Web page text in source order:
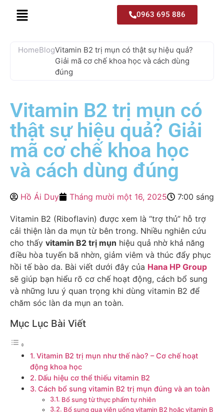
0963 695 886
HomeBlogVitamin B2 trị mụn có thật sự hiệu quả?
Giải mã cơ chế khoa học và cách dùng
đúng
Vitamin B2 trị mụn có
thật sự hiệu quả? Giải
mã cơ chế khoa học
và cách dùng đúng
Hồ Ái Duy Tháng mười một 16, 2025 7:00 sáng
Vitamin B2 (Riboflavin) được xem là “trợ thủ” hỗ trợ
cải thiện làn da mụn từ bên trong. Nhiều nghiên cứu
cho thấy vitamin B2 trị mụn hiệu quả nhờ khả năng
điều hòa tuyến bã nhờn, giảm viêm và thúc đẩy phục
hồi tế bào da. Bài viết dưới đây của Hana HP Group
sẽ giúp bạn hiểu rõ cơ chế hoạt động, cách bổ sung
và những lưu ý quan trọng khi dùng vitamin B2 để
chăm sóc làn da mụn an toàn.
Mục Lục Bài Viết
Vitamin B2 trị mụn như thế nào? – Cơ chế hoạt
động khoa học
Dấu hiệu cơ thể thiếu vitamin B2
Cách bổ sung vitamin B2 trị mụn đúng và an toàn
Bổ sung từ thực phẩm tự nhiên
Bổ sung qua viên uống vitamin B2 hoặc vitamin B